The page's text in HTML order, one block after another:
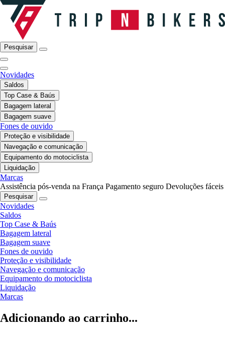
Pesquisar
Novidades
Saldos
Top Case & Baús
Bagagem lateral
Bagagem suave
Fones de ouvido
Proteção e visibilidade
Navegação e comunicação
Equipamento do motociclista
Liquidação
Marcas
Assistência pós-venda na França Pagamento seguro Devoluções fáceis
Pesquisar
Novidades
Saldos
Top Case & Baús
Bagagem lateral
Bagagem suave
Fones de ouvido
Proteção e visibilidade
Navegação e comunicação
Equipamento do motociclista
Liquidação
Marcas
Adicionando ao carrinho...